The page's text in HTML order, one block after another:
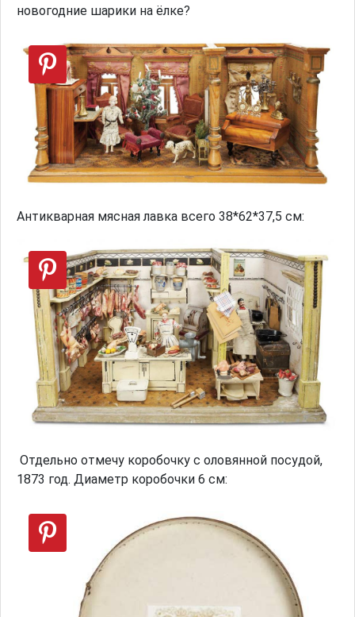
новогодние шарики на ёлке?
Антикварная мясная лавка всего 38*62*37,5 см:
Отдельно отмечу коробочку с оловянной посудой,
1873 год. Диаметр коробочки 6 см: